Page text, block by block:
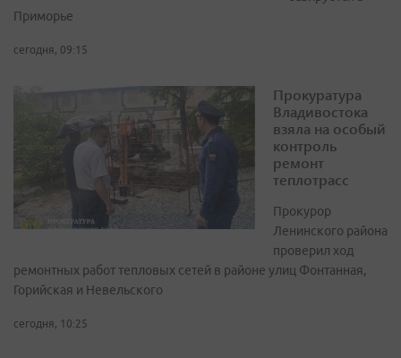
Приморье
сегодня, 09:15
Прокуратура
Владивостока
взяла на особый
контроль
ремонт
теплотрасс
Прокурор
Ленинского района
проверил ход
ремонтных работ тепловых сетей в районе улиц Фонтанная,
Горийская и Невельского
сегодня, 10:25